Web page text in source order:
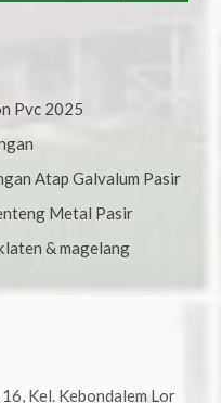
Pvc 2025
Atap Galvalum Pasir
Metal Pasir
& magelang
Kel. Kebondalem Lor